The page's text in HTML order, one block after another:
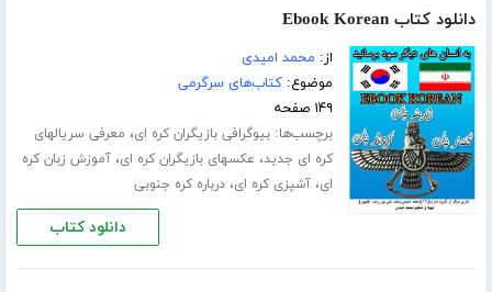
دانلود کتاب Ebook Korean
از: محمد امیدی
موضوع:کتاب‌های سرگرمی
۱۴۹ صفحه
برچسب‌ها:بیوگرافی بازیگران کره ای، معرفی سریالهای
کره ای جدید، عکسهای بازیگران کره ای،آموزش زبان کره
ای،آشپزی کره ای،درباره کره جنوبی
دانلود کتاب